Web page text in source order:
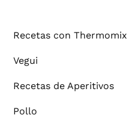
Recetas con Thermomix
Vegui
Recetas de Aperitivos
Pollo